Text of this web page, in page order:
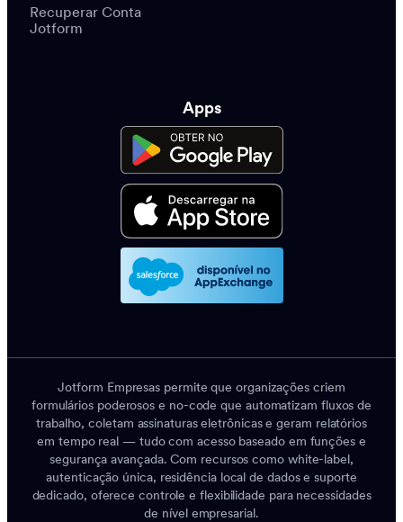
Recuperar Conta
Jotform
Apps
Jotform Empresas permite que organizações criem
formulários poderosos e no-code que automatizam fluxos de
trabalho, coletam assinaturas eletrônicas e geram relatórios
em tempo real — tudo com acesso baseado em funções e
segurança avançada. Com recursos como white-label,
autenticação única, residência local de dados e suporte
dedicado, oferece controle e flexibilidade para necessidades
de nível empresarial.